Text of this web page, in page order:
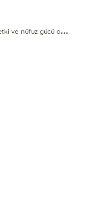
ve nüfuz gücü o...